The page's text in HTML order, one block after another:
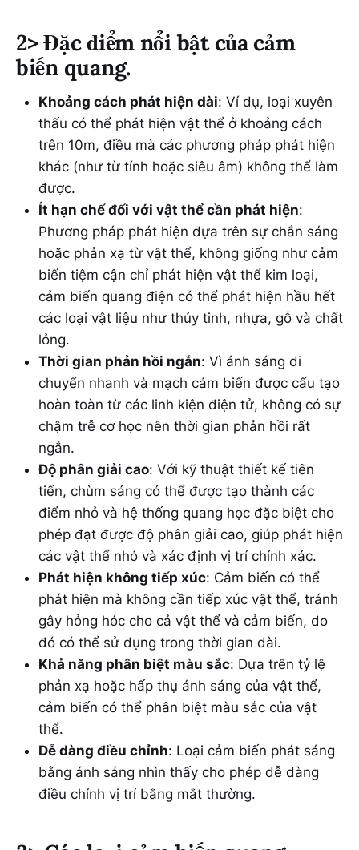
2> Đặc điểm nổi bật của cảm
biến quang.
Khoảng cách phát hiện dài: Ví dụ, loại xuyên
thấu có thể phát hiện vật thể ở khoảng cách
trên 10m, điều mà các phương pháp phát hiện
khác (như từ tính hoặc siêu âm) không thể làm
được.
Ít hạn chế đối với vật thể cần phát hiện:
Phương pháp phát hiện dựa trên sự chắn sáng
hoặc phản xạ từ vật thể, không giống như cảm
biến tiệm cận chỉ phát hiện vật thể kim loại,
cảm biến quang điện có thể phát hiện hầu hết
các loại vật liệu như thủy tinh, nhựa, gỗ và chất
lỏng.
Thời gian phản hồi ngắn: Vì ánh sáng di
chuyển nhanh và mạch cảm biến được cấu tạo
hoàn toàn từ các linh kiện điện tử, không có sự
chậm trễ cơ học nên thời gian phản hồi rất
ngắn.
Độ phân giải cao: Với kỹ thuật thiết kế tiên
tiến, chùm sáng có thể được tạo thành các
điểm nhỏ và hệ thống quang học đặc biệt cho
phép đạt được độ phân giải cao, giúp phát hiện
các vật thể nhỏ và xác định vị trí chính xác.
Phát hiện không tiếp xúc: Cảm biến có thể
phát hiện mà không cần tiếp xúc vật thể, tránh
gây hỏng hóc cho cả vật thể và cảm biến, do
đó có thể sử dụng trong thời gian dài.
Khả năng phân biệt màu sắc: Dựa trên tỷ lệ
phản xạ hoặc hấp thụ ánh sáng của vật thể,
cảm biến có thể phân biệt màu sắc của vật
thể.
Dễ dàng điều chỉnh: Loại cảm biến phát sáng
bằng ánh sáng nhìn thấy cho phép dễ dàng
điều chỉnh vị trí bằng mắt thường.